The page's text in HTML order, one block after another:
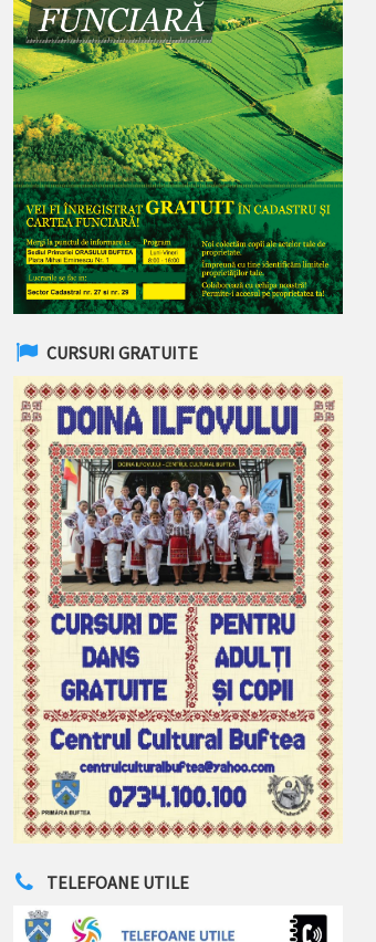
CURSURI GRATUITE
TELEFOANE UTILE